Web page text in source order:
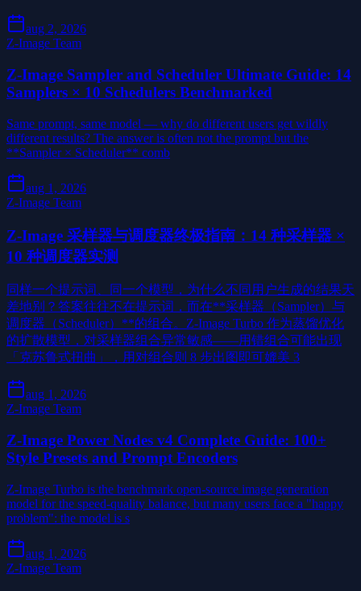
aug 2, 2026
Z-Image Team
Z-Image Sampler and Scheduler Ultimate Guide: 14
Samplers × 10 Schedulers Benchmarked
Same prompt, same model — why do different users get wildly
different results? The answer is often not the prompt but the
**Sampler × Scheduler** comb
aug 1, 2026
Z-Image Team
Z-Image 采样器与调度器终极指南：14 种采样器 ×
10 种调度器实测
同样一个提示词、同一个模型，为什么不同用户生成的结果天
差地别？答案往往不在提示词，而在**采样器（Sampler）与
调度器（Scheduler）**的组合。Z-Image Turbo 作为蒸馏优化
的扩散模型，对采样器组合异常敏感——用错组合可能出现
「克苏鲁式扭曲」，用对组合则 8 步出图即可媲美 3
aug 1, 2026
Z-Image Team
Z-Image Power Nodes v4 Complete Guide: 100+
Style Presets and Prompt Encoders
Z-Image Turbo is the benchmark open-source image generation
model for the speed-quality balance, but many users face a "happy
problem": the model is s
aug 1, 2026
Z-Image Team